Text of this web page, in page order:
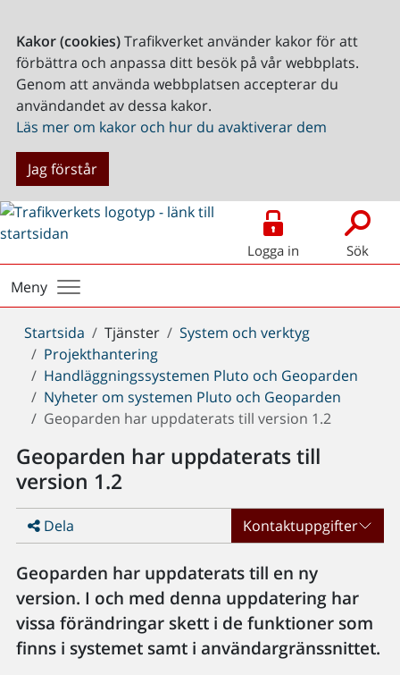
Kakor (cookies)Trafikverket använder kakor för att
förbättra och anpassa ditt besök på vår webbplats.
Genom att använda webbplatsen accepterar du
användandet av dessa kakor.
Läs mer om kakor och hur du avaktiverar dem
Jag förstår
Logga in Sök
Meny
Du
är
här:
Startsida Tjänster
System och verktyg
Projekthantering
Handläggningssystemen Pluto och Geoparden
Nyheter om systemen Pluto och Geoparden
Geoparden har uppdaterats till version 1.2
Geoparden har uppdaterats till
version 1.2
Dela Kontaktuppgifter
Geoparden har uppdaterats till en ny
version. I och med denna uppdatering har
vissa förändringar skett i de funktioner som
finns i systemet samt i användargränssnittet.